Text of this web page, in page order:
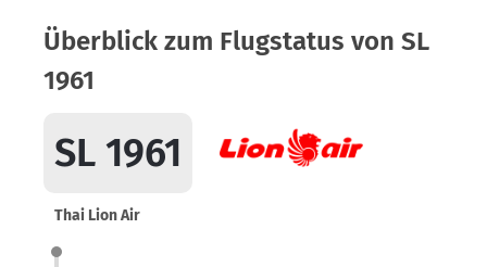
Überblick zum Flugstatus von SL
1961
SL 1961
Thai Lion Air